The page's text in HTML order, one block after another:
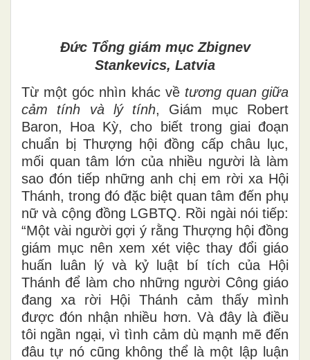
Đức Tổng giám mục Zbignev
Stankevics, Latvia
Từ một góc nhìn khác về tương quan giữa
cảm tính và lý tính, Giám mục Robert
Baron, Hoa Kỳ, cho biết trong giai đoạn
chuẩn bị Thượng hội đồng cấp châu lục,
mối quan tâm lớn của nhiều người là làm
sao đón tiếp những anh chị em rời xa Hội
Thánh, trong đó đặc biệt quan tâm đến phụ
nữ và cộng đồng LGBTQ. Rồi ngài nói tiếp:
“Một vài người gợi ý rằng Thượng hội đồng
giám mục nên xem xét việc thay đổi giáo
huấn luân lý và kỷ luật bí tích của Hội
Thánh để làm cho những người Công giáo
đang xa rời Hội Thánh cảm thấy mình
được đón nhận nhiều hơn. Và đây là điều
tôi ngần ngại, vì tình cảm dù mạnh mẽ đến
đâu tự nó cũng không thể là một lập luận